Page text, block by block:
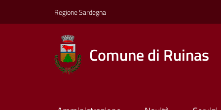
Regione Sardegna
Comune di Ruinas